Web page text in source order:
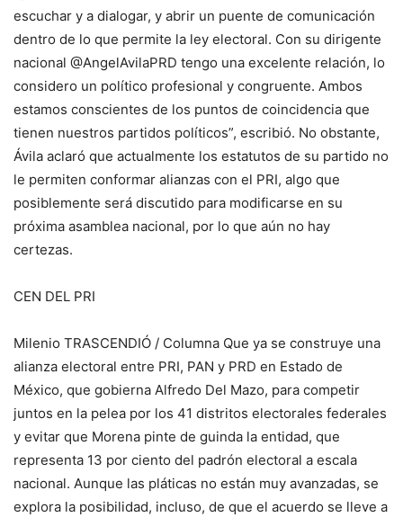
escuchar y a dialogar, y abrir un puente de comunicación
dentro de lo que permite la ley electoral. Con su dirigente
nacional @AngelAvilaPRD tengo una excelente relación, lo
considero un político profesional y congruente. Ambos
estamos conscientes de los puntos de coincidencia que
tienen nuestros partidos políticos”, escribió. No obstante,
Ávila aclaró que actualmente los estatutos de su partido no
le permiten conformar alianzas con el PRI, algo que
posiblemente será discutido para modificarse en su
próxima asamblea nacional, por lo que aún no hay
certezas.
CEN DEL PRI
Milenio TRASCENDIÓ / Columna Que ya se construye una
alianza electoral entre PRI, PAN y PRD en Estado de
México, que gobierna Alfredo Del Mazo, para competir
juntos en la pelea por los 41 distritos electorales federales
y evitar que Morena pinte de guinda la entidad, que
representa 13 por ciento del padrón electoral a escala
nacional. Aunque las pláticas no están muy avanzadas, se
explora la posibilidad, incluso, de que el acuerdo se lleve a